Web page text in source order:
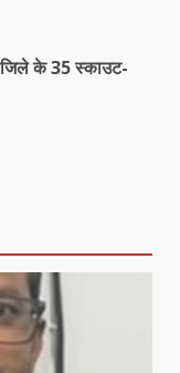
जिले के 35 स्काउट-